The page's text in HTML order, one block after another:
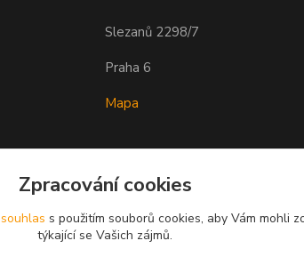
Slezanů 2298/7
Praha 6
Mapa
Zpracování cookies
souhlas s použitím souborů cookies, aby Vám mohli
týkající se Vašich zájmů.